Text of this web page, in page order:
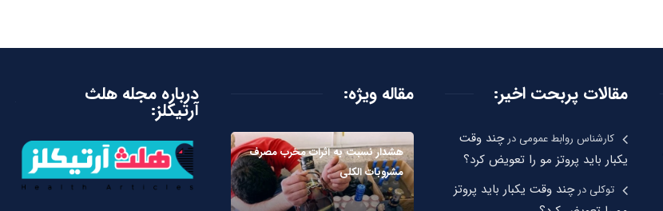
مقالات پربحت اخیر:
کارشناس روابط عمومیدرچند وقت
یکبار باید پروتز مو را تعویض کرد؟
توکلیدرچند وقت یکبار باید پروتز
مقاله ویژه:
هشدار نسبت به اثرات مخرب مصرف
مشروبات الکلی
درباره مجله هلث
آرتیکلز: